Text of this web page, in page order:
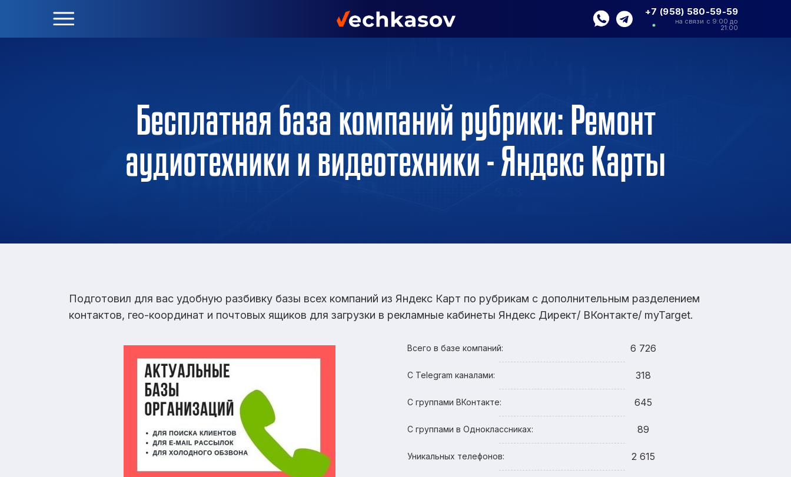
+7 (958) 580-59-59
на связи с 9:00 до
21:00
Бесплатная база компаний рубрики: Ремонт
аудиотехники и видеотехники - Яндекс Карты
Подготовил для вас удобную разбивку базы всех компаний из Яндекс Карт по рубрикам с дополнительным разделением
контактов, гео-координат и почтовых ящиков для загрузки в рекламные кабинеты Яндекс Директ/ ВКонтакте/ myTarget.
Всего в базе компаний: 6 726
С Telegram каналами: 318
С группами ВКонтакте: 645
С группами в Одноклассниках: 89
Уникальных телефонов: 2 615